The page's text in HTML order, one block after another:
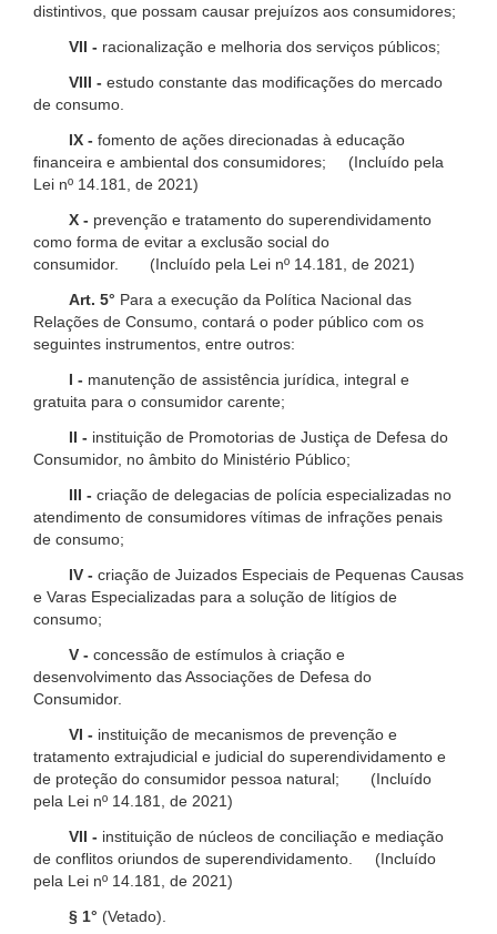
distintivos, que possam causar prejuízos aos consumidores;
VII - racionalização e melhoria dos serviços públicos;
VIII - estudo constante das modificações do mercado
de consumo.
IX - fomento de ações direcionadas à educação
financeira e ambiental dos consumidores; (Incluído pela
Lei nº 14.181, de 2021)
X - prevenção e tratamento do superendividamento
como forma de evitar a exclusão social do
consumidor. (Incluído pela Lei nº 14.181, de 2021)
Art. 5° Para a execução da Política Nacional das
Relações de Consumo, contará o poder público com os
seguintes instrumentos, entre outros:
I - manutenção de assistência jurídica, integral e
gratuita para o consumidor carente;
II - instituição de Promotorias de Justiça de Defesa do
Consumidor, no âmbito do Ministério Público;
III - criação de delegacias de polícia especializadas no
atendimento de consumidores vítimas de infrações penais
de consumo;
IV - criação de Juizados Especiais de Pequenas Causas
e Varas Especializadas para a solução de litígios de
consumo;
V - concessão de estímulos à criação e
desenvolvimento das Associações de Defesa do
Consumidor.
VI - instituição de mecanismos de prevenção e
tratamento extrajudicial e judicial do superendividamento e
de proteção do consumidor pessoa natural; (Incluído
pela Lei nº 14.181, de 2021)
VII - instituição de núcleos de conciliação e mediação
de conflitos oriundos de superendividamento. (Incluído
pela Lei nº 14.181, de 2021)
§ 1° (Vetado).